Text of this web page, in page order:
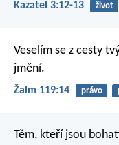
Kazatel 3:12-13 život
Veselím se z cesty
jmění.
Žalm 119:14 právo
Těm, kteří jsou